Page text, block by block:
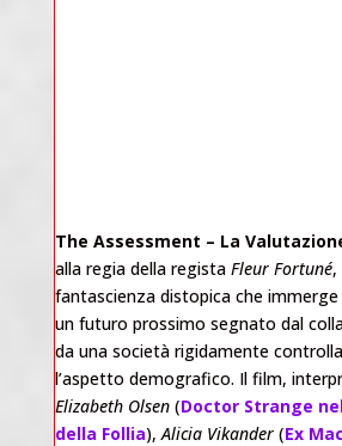
The Assessment – La
alla regia della regista Fleur Fortuné,
fantascienza distopica che
un futuro prossimo segnato dal
da una società rigidamente
l’aspetto demografico. Il film,
Elizabeth Olsen (Doctor Strange
della Follia), Alicia Vikander(Ex